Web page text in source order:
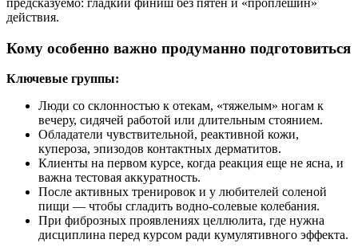
предсказуемо: гладкий финиш без пятен и «проплешин»
действия.
Кому особенно важно продуманно подготовиться
Ключевые группы:
Люди со склонностью к отекам, «тяжелым» ногам к
вечеру, сидячей работой или длительным стоянием.
Обладатели чувствительной, реактивной кожи,
купероза, эпизодов контактных дерматитов.
Клиенты на первом курсе, когда реакция еще не ясна, и
важна тестовая аккуратность.
После активных тренировок и у любителей соленой
пищи — чтобы сгладить водно-солевые колебания.
При фиброзных проявлениях целлюлита, где нужна
дисциплина перед курсом ради кумулятивного эффекта.